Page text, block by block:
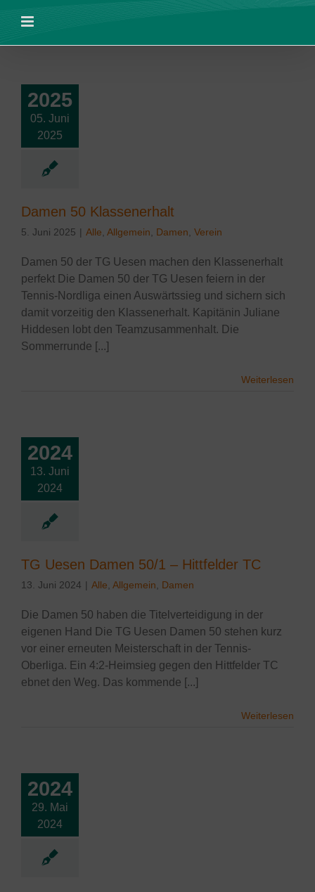
Inhalt
2025
05. Juni
2025
50
Damen 50 Klassenerhalt
5. Juni 2025 | Alle Allgemein Damen Verein
Damen 50 der TG Uesen machen den Klassenerhalt
perfekt Die Damen 50 der TG Uesen feiern in der
Tennis-Nordliga einen Auswärtssieg und sichern sich
damit vorzeitig den Klassenerhalt. Kapitänin Juliane
Hiddesen lobt den Teamzusammenhalt. Die
Sommerrunde [...]
Weiterlesen
2024
13. Juni
2024
Damen
TC
Damen
TG Uesen Damen 50/1 – Hittfelder TC
13. Juni 2024 | Alle Allgemein Damen
Die Damen 50 haben die Titelverteidigung in der
eigenen Hand Die TG Uesen Damen 50 stehen kurz
vor einer erneuten Meisterschaft in der Tennis-
Oberliga. Ein 4:2-Heimsieg gegen den Hittfelder TC
ebnet den Weg. Das kommende [...]
Weiterlesen
2024
29. Mai
2024
Damen
Bremer TV
Damen